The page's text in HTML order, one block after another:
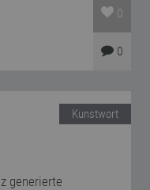
0
0
Kunstwort
generierte